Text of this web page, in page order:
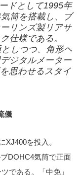
ドとして1995年
筒を搭載し、ブ
リンズ製リアサ
仕様である。
しつつ、角形ヘ
ジタルメーター
思わせるスタイ
儀
XJ400を投入。
DOHC4気筒で正面
である。「中免」